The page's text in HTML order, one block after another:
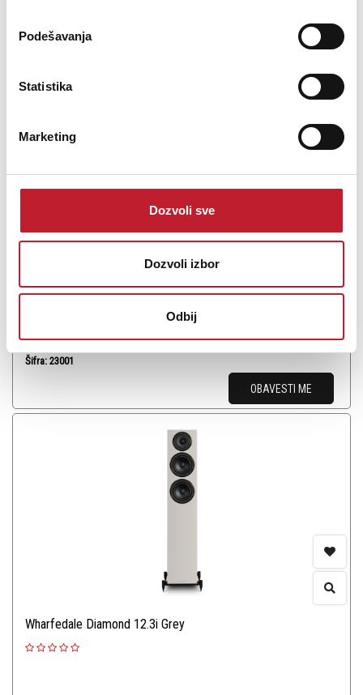
Podešavanja
Statistika
Marketing
Dozvoli sve
Dozvoli izbor
Odbij
Wharfedale Diamond 12.3i su pasivni podnostojeći zvučnici
unapređenje u odnosu na višestruko nagrađivani model Diamond
Šifra: 23001
OBAVESTI ME
Wharfedale Diamond 12.3i Grey